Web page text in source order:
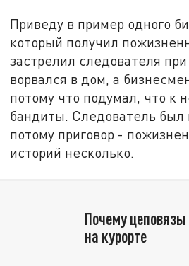
Приведу в пример одного
который получил
застрелил следователя
ворвался в дом, а
потому что подумал, что к
бандиты. Следователь был
потому приговор -
историй несколько.
Почему
на курорте